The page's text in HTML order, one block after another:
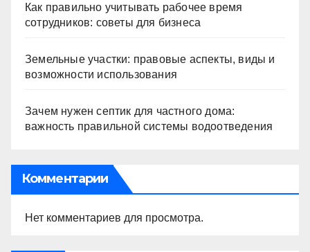
Как правильно учитывать рабочее время
сотрудников: советы для бизнеса
Земельные участки: правовые аспекты, виды и
возможности использования
Зачем нужен септик для частного дома:
важность правильной системы водоотведения
Комментарии
Нет комментариев для просмотра.